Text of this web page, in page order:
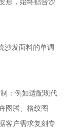
沙发面料的单调
：例如适配现代
图腾、格纹图
客户需求复刻专